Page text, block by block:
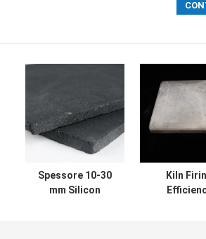
Spessore 10-30
mm Silicon
Kiln